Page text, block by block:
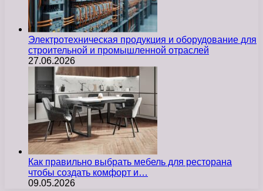
Электротехническая продукция и оборудование для
строительной и промышленной отраслей
27.06.2026
Как правильно выбрать мебель для ресторана
чтобы создать комфорт и…
09.05.2026